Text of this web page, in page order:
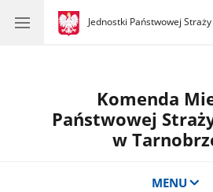
gov.pl
Jednostki Państwowej
gov.pl
Jednostki
Komenda
Państwowej
w
MENU